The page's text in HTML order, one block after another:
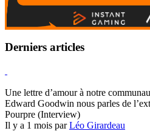
Derniers articles
Une lettre d’amour à notre
Edward Goodwin nous parles de
Pourpre (Interview)
Il y a 1 mois parLéo Girardeau